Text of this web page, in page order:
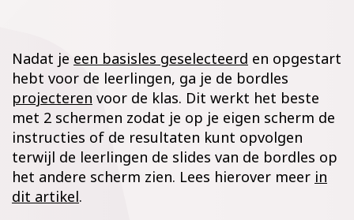
Nadat je een basisles geselecteerd en opgestart
hebt voor de leerlingen, ga je de bordles
projecteren voor de klas. Dit werkt het beste
met 2 schermen zodat je op je eigen scherm de
instructies of de resultaten kunt opvolgen
terwijl de leerlingen de slides van de bordles op
het andere scherm zien. Lees hierover meer in
dit artikel.